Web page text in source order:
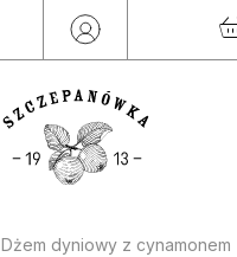
Dżem dyniowy z cynamonem